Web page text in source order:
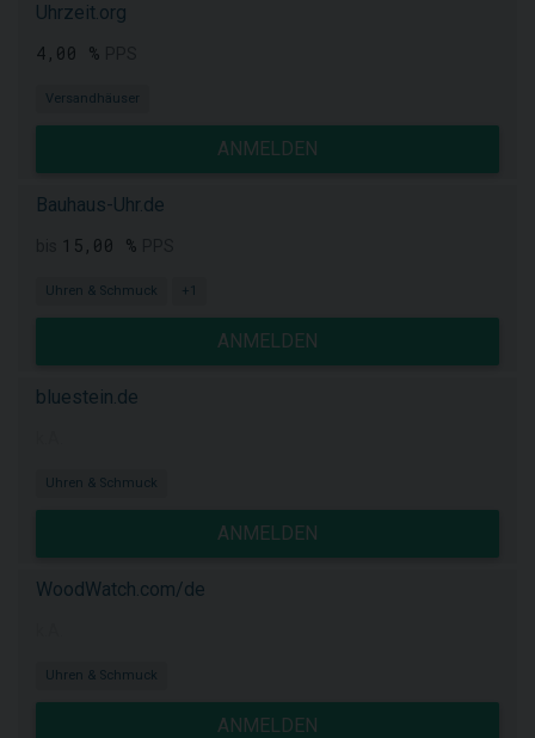
Uhrzeit.org
4,00 %
Versandhäuser
ANMELDEN
Bauhaus-Uhr.de
15,00 %
Uhren & Schmuck +1
ANMELDEN
bluestein.de
Uhren & Schmuck
ANMELDEN
WoodWatch.com/de
Uhren & Schmuck
ANMELDEN